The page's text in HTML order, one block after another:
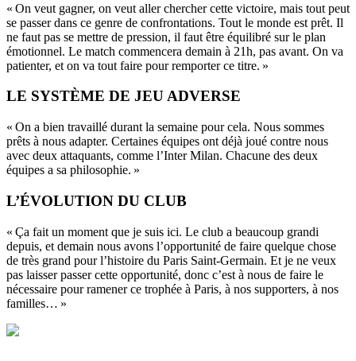
« On veut gagner, on veut aller chercher cette victoire, mais tout peut
se passer dans ce genre de confrontations. Tout le monde est prêt. Il
ne faut pas se mettre de pression, il faut être équilibré sur le plan
émotionnel. Le match commencera demain à 21h, pas avant. On va
patienter, et on va tout faire pour remporter ce titre. »
LE SYSTÈME DE JEU ADVERSE
« On a bien travaillé durant la semaine pour cela. Nous sommes
prêts à nous adapter. Certaines équipes ont déjà joué contre nous
avec deux attaquants, comme l’Inter Milan. Chacune des deux
équipes a sa philosophie. »
L’ÉVOLUTION DU CLUB
« Ça fait un moment que je suis ici. Le club a beaucoup grandi
depuis, et demain nous avons l’opportunité de faire quelque chose
de très grand pour l’histoire du Paris Saint-Germain. Et je ne veux
pas laisser passer cette opportunité, donc c’est à nous de faire le
nécessaire pour ramener ce trophée à Paris, à nos supporters, à nos
familles… »